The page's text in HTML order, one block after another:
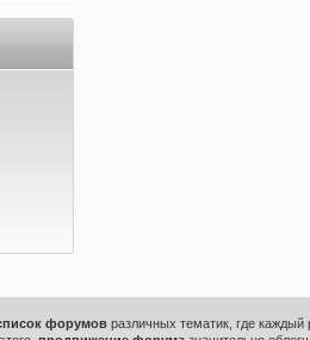
форумов различных тематик, где